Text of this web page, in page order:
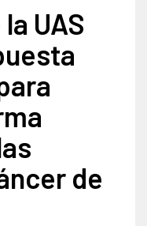
UAS
de